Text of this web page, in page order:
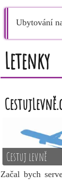
Ubytování
Letenky
Cestuj levně
Začal bych